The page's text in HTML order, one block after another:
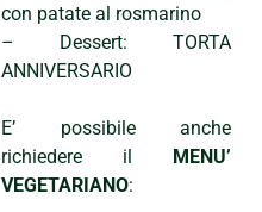
con patate al rosmarino
– Dessert: TORTA
ANNIVERSARIO
E’ possibile anche
richiedere il MENU’
VEGETARIANO: